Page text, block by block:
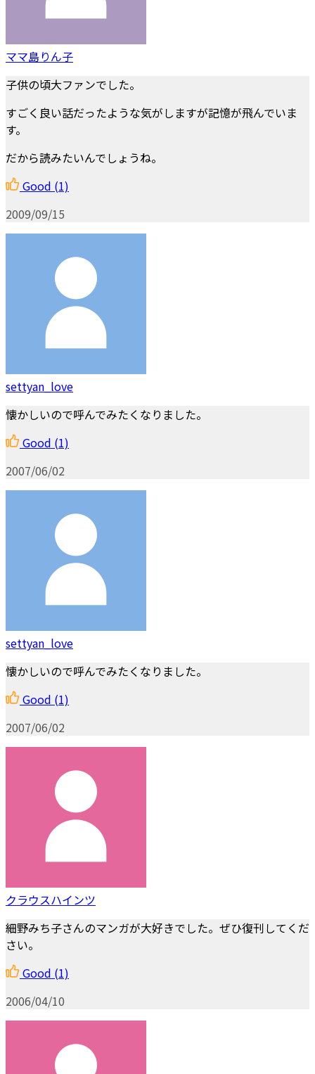
ママ島りん子
子供の頃大ファンでした。
すごく良い話だったような気がしますが記憶が飛んでいま
す。
だから読みたいんでしょうね。
Good (1)
2009/09/15
settyan_love
懐かしいので呼んでみたくなりました。
Good (1)
2007/06/02
settyan_love
懐かしいので呼んでみたくなりました。
Good (1)
2007/06/02
クラウスハインツ
細野みち子さんのマンガが大好きでした。ぜひ復刊してくだ
さい。
Good (1)
2006/04/10